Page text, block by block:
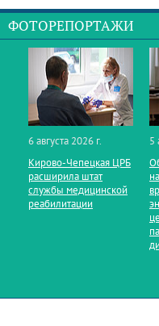
ФОТОРЕПОРТАЖИ
6 августа 2026 г.
Кирово‑Чепецкая ЦРБ
расширила штат
службы медицинской
реабилитации
5